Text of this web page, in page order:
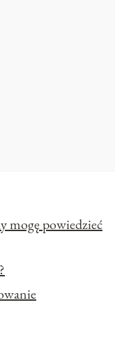
mogę powiedzieć